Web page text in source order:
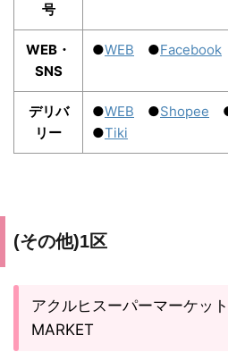
号
WEB・
SNS
●WEB ●Facebook
デリバ
リー
●WEB ●Shopee
●Tiki
(その他)1区
アクルヒスーパーマーケッ
MARKET